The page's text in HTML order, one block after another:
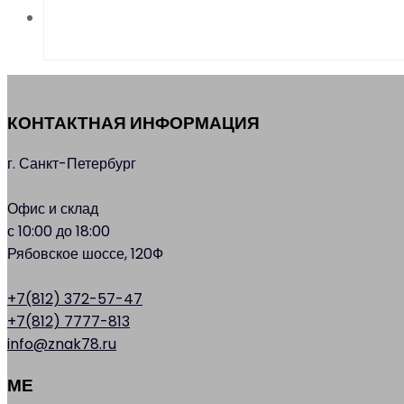
КОНТАКТНАЯ ИНФОРМАЦИЯ
г. Санкт-Петербург
Офис и склад
с 10:00 до 18:00
Рябовское шоссе, 120Ф
+7(812) 372-57-47
+7(812) 7777-813
info@znak78.ru
МЕ